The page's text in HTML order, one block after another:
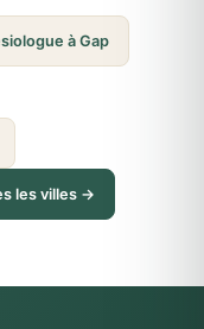
à Gap
les villes →